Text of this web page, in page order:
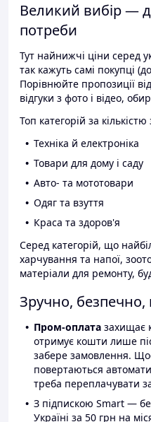
Великий вибір —
потреби
Тут найнижчі ціни серед
так кажуть самі покупці
Порівнюйте пропозиції
відгуки з фото і відео,
Топ категорій за
Техніка й електроніка
Товари для дому і саду
Авто- та мототовари
Одяг та взуття
Краса та здоров'я
Серед категорій, що
харчування та напої,
матеріали для ремонту,
Зручно, безпечно,
Пром-оплата захищає
отримує кошти лише
забере замовлення.
повертаються
треба переплачувати
З підпискою Smart —
Україні за 50 грн на